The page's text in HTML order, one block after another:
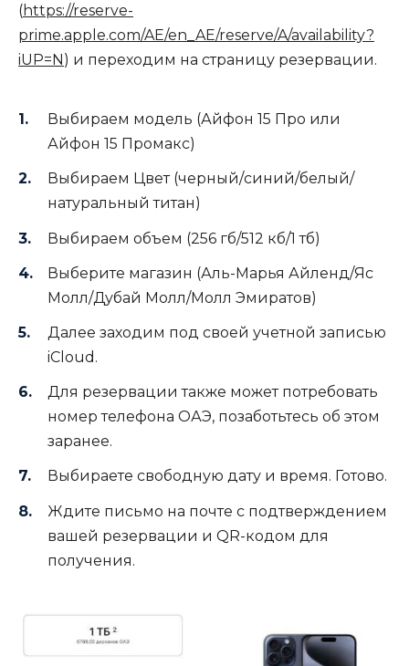
(https://reserve-
prime.apple.com/AE/en_AE/reserve/A/availability?
iUP=N) и переходим на страницу резервации.
Выбираем модель (Айфон 15 Про или
Айфон 15 Промакс)
Выбираем Цвет (черный/синий/белый/
натуральный титан)
Выбираем объем (256 гб/512 кб/1 тб)
Выберите магазин (Аль-Марья Айленд/Яс
Молл/Дубай Молл/Молл Эмиратов)
Далее заходим под своей учетной записью
iCloud.
Для резервации также может потребовать
номер телефона ОАЭ, позаботьтесь об этом
заранее.
Выбираете свободную дату и время. Готово.
Ждите письмо на почте с подтверждением
вашей резервации и QR-кодом для
получения.